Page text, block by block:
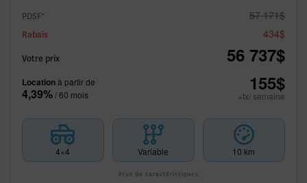
PDSF* 57 171$
Rabais 434$
Votre prix 56 737$
Locationà partir de
4,39%/ 60 mois 155$
+tx/ semaine
4×4 Variable 10 km
Plus de caractéristiques